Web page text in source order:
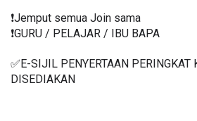
❗️Jemput semua Join sama
❗️GURU / PELAJAR / IBU BAPA
✅E-SIJIL PENYERTAAN PERINGKAT
DISEDIAKAN